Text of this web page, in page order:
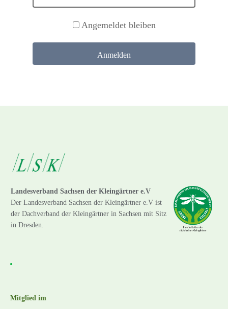
Angemeldet bleiben
Landesverband Sachsen der Kleingärtner e.V
Der Landesverband Sachsen der Kleingärtner e.V ist
der Dachverband der Kleingärtner in Sachsen mit Sitz
in Dresden.
Mitglied im